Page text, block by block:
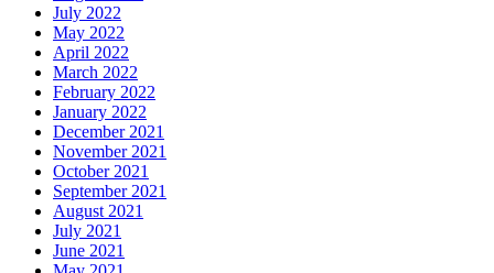
July 2022
May 2022
April 2022
March 2022
February 2022
January 2022
December 2021
November 2021
October 2021
September 2021
August 2021
July 2021
June 2021